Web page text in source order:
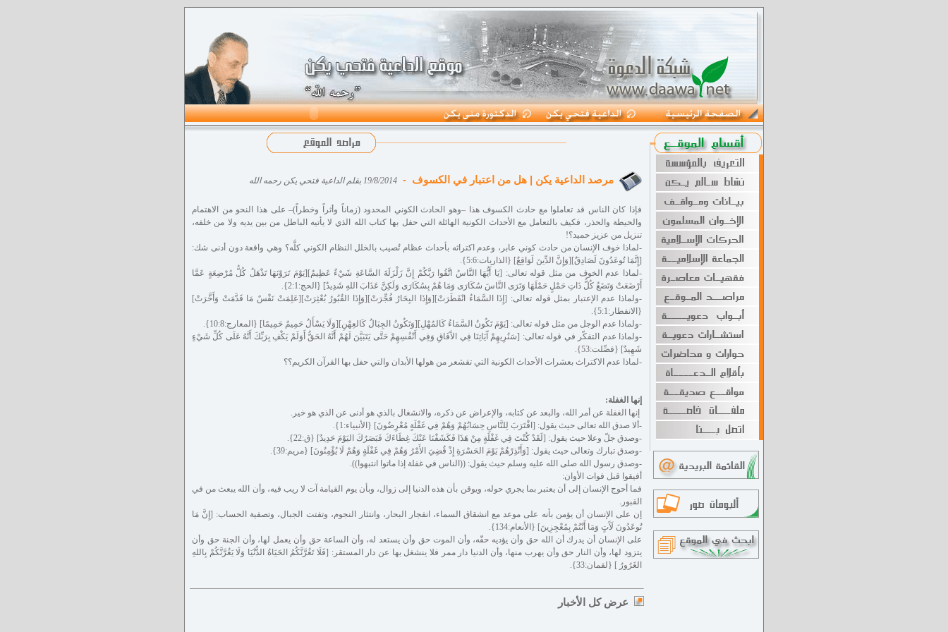
مرصد الداعية يكن | هل من اعتبار في الكسوف - 19/8/2014 بقلم الداعية فتحي يكن رحمه الله
فإذا كان الناس قد تعاملوا مع حادث الكسوف هذا –وهو الحادث الكوني المحدود (زماناً وأثراً وخطراً)– على هذا النحو من الاهتمام
والحيطة والحذر، فكيف بالتعامل مع الأحداث الكونية الهائلة التي حفل بها كتاب الله الذي لا يأتيه الباطل من بين يديه ولا من خلفه،
تنزيل من عزيز حميد؟!
-لماذا خوف الإنسان من حادث كوني عابر، وعدم اكتراثه بأحداث عظام تُصيب بالخلل النظام الكوني كلَّه؟ وهي واقعة دون أدنى شك:
[إِنَّمَا تُوعَدُونَ لَصَادِقٌ][وَإِنَّ الدِّينَ لَوَاقِعٌ] {الذاريات:5:6}.
-لماذا عدم الخوف من مثل قوله تعالى: [يَا أَيُّهَا النَّاسُ اتَّقُوا رَبَّكُمْ إِنَّ زَلْزَلَةَ السَّاعَةِ شَيْءٌ عَظِيمٌ][يَوْمَ تَرَوْنَهَا تَذْهَلُ كُلُّ مُرْضِعَةٍ عَمَّا
أَرْضَعَتْ وَتَضَعُ كُلُّ ذَاتِ حَمْلٍ حَمْلَهَا وَتَرَى النَّاسَ سُكَارَى وَمَا هُمْ بِسُكَارَى وَلَكِنَّ عَذَابَ اللهِ شَدِيدٌ] {الحج:2:1}.
-ولماذا عدم الإعتبار بمثل قوله تعالى: [إِذَا السَّمَاءُ انْفَطَرَتْ][وَإِذَا البِحَارُ فُجِّرَتْ][وَإِذَا القُبُورُ بُعْثِرَتْ][عَلِمَتْ نَفْسٌ مَا قَدَّمَتْ وَأَخَّرَتْ]
{الانفطار:5:1}.
-ولماذا عدم الوجل من مثل قوله تعالى: [يَوْمَ تَكُونُ السَّمَاءُ كَالمُهْلِ][وَتَكُونُ الجِبَالُ كَالعِهْنِ][وَلَا يَسْأَلُ حَمِيمٌ حَمِيمًا] {المعارج:10:8}.
-ولماذا عدم التفكّر في قوله تعالى: [سَنُرِيهِمْ آَيَاتِنَا فِي الآَفَاقِ وَفِي أَنْفُسِهِمْ حَتَّى يَتَبَيَّنَ لَهُمْ أَنَّهُ الحَقُّ أَوَلَمْ يَكْفِ بِرَبِّكَ أَنَّهُ عَلَى كُلِّ شَيْءٍ
شَهِيدٌ] {فصِّلت:53}.
-لماذا عدم الاكتراث بعشرات الأحداث الكونية التي تقشعر من هولها الأبدان والتي حفل بها القرآن الكريم؟؟
إنها الغفلة:
إنها الغفلة عن أمر الله، والبعد عن كتابه، والإعراض عن ذكره، والانشغال بالذي هو أدنى عن الذي هو خير.
-ألا صدق الله تعالى حيث يقول: [اقْتَرَبَ لِلنَّاسِ حِسَابُهُمْ وَهُمْ فِي غَفْلَةٍ مُعْرِضُونَ] {الأنبياء:1}.
-وصدق جلّ وعلا حيث يقول: [لَقَدْ كُنْتَ فِي غَفْلَةٍ مِنْ هَذَا فَكَشَفْنَا عَنْكَ غِطَاءَكَ فَبَصَرُكَ اليَوْمَ حَدِيدٌ] {ق:22}.
-وصدق تبارك وتعالى حيث يقول: [وَأَنْذِرْهُمْ يَوْمَ الحَسْرَةِ إِذْ قُضِيَ الأَمْرُ وَهُمْ فِي غَفْلَةٍ وَهُمْ لَا يُؤْمِنُونَ] {مريم:39}.
-وصدق رسول الله صلى الله عليه وسلم حيث يقول: ((الناس في غفلة إذا ماتوا انتبهوا)).
أفيقوا قبل فوات الأوان:
فما أحوج الإنسان إلى أن يعتبر بما يجري حوله، ويوقن بأن هذه الدنيا إلى زوال، وبأن يوم القيامة آت لا ريب فيه، وأن الله يبعث من في
القبور.
إن على الإنسان أن يؤمن بأنه على موعد مع انشقاق السماء، انفجار البحار، وانتثار النجوم، وتفتت الجبال، وتصفية الحساب: [إِنَّ مَا
تُوعَدُونَ لَآَتٍ وَمَا أَنْتُمْ بِمُعْجِزِينَ] {الأنعام:134}.
على الإنسان أن يدرك أن الله حق وأن يؤديه حقّه، وأن الموت حق وأن يستعد له، وأن الساعة حق وأن يعمل لها، وأن الجنة حق وأن
يتزود لها، وأن النار حق وأن يهرب منها، وأن الدنيا دار ممر فلا ينشغل بها عن دار المستقر: [فَلَا تَغُرَّنَّكُمُ الحَيَاةُ الدُّنْيَا وَلَا يَغُرَّنَّكُمْ بِاللهِ
الغَرُورُ ] {لقمان:33}.
عرض كل الأخبار